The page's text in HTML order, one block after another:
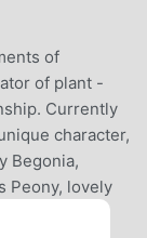
of
of plant -
Currently
character,
Begonia,
Peony, lovely
creatures